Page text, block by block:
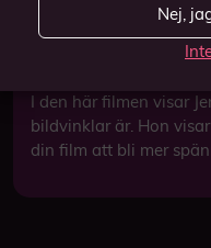
Nej,
Bildutsnitt och
I den här filmen visar
bildvinklar är. Hon
din film att bli mer